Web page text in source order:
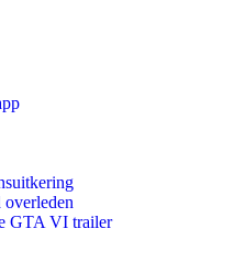
GTA VI trailer